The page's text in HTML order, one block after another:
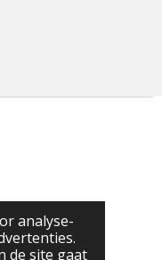
analyse-
de site gaat